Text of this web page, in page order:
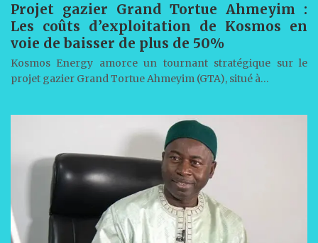
Projet gazier Grand Tortue Ahmeyim :
Les coûts d’exploitation de Kosmos en
voie de baisser de plus de 50%
Kosmos Energy amorce un tournant stratégique sur le
projet gazier Grand Tortue Ahmeyim (GTA), situé à…